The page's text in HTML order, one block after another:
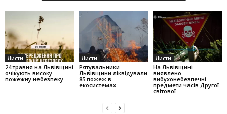
Листи
24 травня на Львівщині
очікують високу
пожежну небезпеку
Листи
Рятувальники
Львівщини ліквідували
85 пожеж в
екосистемах
Листи
На Львівщині
виявлено
вибухонебезпечні
предмети часів Другої
світової